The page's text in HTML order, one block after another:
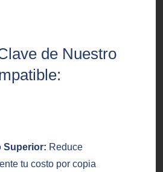
de Nuestro
Superior: Reduce
tu costo por copia